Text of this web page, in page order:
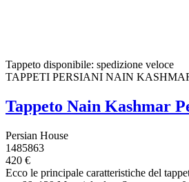
Tappeto disponibile: spedizione veloce
TAPPETI PERSIANI NAIN
Tappeto Nain Kashmar
Persian House
1485863
420 €
Ecco le principale caratteristiche del